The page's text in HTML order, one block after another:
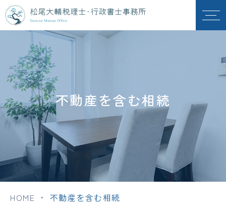
不動産を含む相続
HOME ・ 不動産を含む相続